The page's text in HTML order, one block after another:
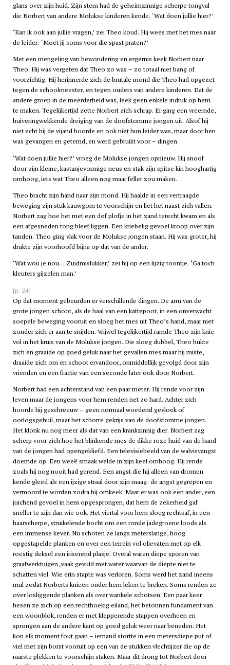
glans over zijn huid. Zijn stem had de geheimzinnige scherpe tongval
die Norbert van andere Molukse kinderen kende. ‘Wat doen jullie hier?’
‘Kan ik ook aan jullie vragen,’ zei Theo koud. Hij wees met het mes naar
de leider: ‘Moet jij soms voor die spast praten?’
Met een mengeling van bewondering en ergernis keek Norbert naar
Theo. Hij was vergeten dat Theo zo was – zo totaal niet bang of
voorzichtig. Hij herinnerde zich de brutale mond die Theo had opgezet
tegen de schoolmeester, en tegen ouders van andere kinderen. Dat de
andere groep in de meerderheid was, leek geen enkele indruk op hem
te maken. Tegelijkertijd zette Norbert zich schrap. Er ging een vreemde,
huiveringwekkende dreiging van de doofstomme jongen uit. Alsof hij
niet echt bij de vijand hoorde en ook niet hun leider was, maar door hen
was gevangen en getemd, en werd gebruikt voor – dingen.
‘Wat doen jullie hier?’ vroeg de Molukse jongen opnieuw. Hij snoof
door zijn kleine, kastanjevormige neus en stak zijn spitse kin hooghartig
omhoog, iets wat Theo alleen nog maar feller zou maken.
Theo bracht zijn hand naar zijn mond. Hij haalde in een vertraagde
beweging zijn stuk kauwgom te voorschijn en liet het naast zich vallen.
Norbert zag hoe het met een dof plofje in het zand terecht kwam en als
een afgesneden tong bleef liggen. Een kriebelig gevoel kroop over zijn
tanden. Theo ging vlak voor de Molukse jongen staan. Hij was groter, hij
drukte zijn voorhoofd bijna op dat van de ander.
‘Wat wou je nou… Zuidmislukker,’ zei hij op een lijzig toontje. ‘Ga toch
kleuters gijzelen man.’
[p. 24]
Op dat moment gebeurden er verschillende dingen. De arm van de
grote jongen schoot, als de haal van een kattepoot, in een onverwacht
soepele beweging vooruit en sloeg het mes uit Theo’s hand, maar niet
zonder zich er aan te snijden. Vrijwel tegelijkertijd ramde Theo zijn knie
vol in het kruis van de Molukse jongen. Die sloeg dubbel, Theo bukte
zich en graaide op goed geluk naar het gevallen mes maar hij miste,
draaide zich om en schoot ervandoor, onmiddellijk gevolgd door zijn
vrienden en een fractie van een seconde later ook door Norbert.
Norbert had een achterstand van een paar meter. Hij rende voor zijn
leven maar de jongens voor hem renden net zo hard. Achter zich
hoorde hij geschreeuw – geen normaal woedend gevloek of
oorlogsgehuil, maar het schorre gekrijs van de doofstomme jongen.
Het klonk nu nog meer als dat van een krankzinnig dier. Norbert zag
scherp voor zich hoe het blinkende mes de dikke roze huid van de hand
van de jongen had opengekliefd. Een televisiebeeld van de walvisvangst
doemde op. Een weeë smaak welde in zijn keel omhoog. Hij rende
zoals hij nog nooit had gerend. Een angst die hij alleen van dromen
kende gleed als een ijzige straal door zijn maag: de angst gegrepen en
vermoord te worden zodra hij omkeek. Maar er was ook een ander, een
juichend gevoel in hem opgesprongen, dat hem de zekerheid gaf
sneller te zijn dan wie ook. Het viertal voor hem sloeg rechtsaf, in een
haarscherpe, struikelende bocht om een ronde jadegroene loods als
een immense kever. Nu schoten ze langs meterslange, hoog
opgestapelde planken en over een terrein vol olievaten met op elk
roestig deksel een iriserend plasje. Overal waren diepe sporen van
graafwerktuigen, vaak gevuld met water waarvan de diepte niet te
schatten viel. Wie erin stapte was verloren. Soms werd het zand ineens
mul zodat Norberts knieën onder hem leken te breken. Soms renden ze
over losliggende planken als over wankele schotsen. Een paar keer
hesen ze zich op een rechthoekig eiland, het betonnen fundament van
een woonblok, renden er met klepperende stappen overheen en
sprongen aan de andere kant op goed geluk weer naar beneden. Het
kon elk moment fout gaan – iemand stortte in een metersdiepe put of
viel met zijn borst vooruit op een van de stukken vlechtijzer die op de
raarste plekken te voorschijn staken. Maar dit drong tot Norbert door